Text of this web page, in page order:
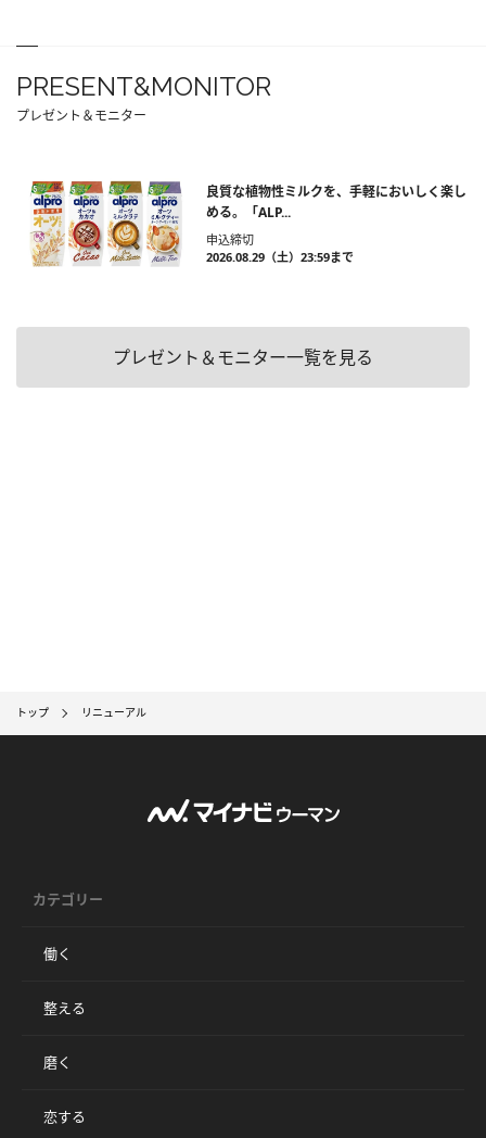
PRESENT&MONITOR
プレゼント＆モニター
良質な植物性ミルクを、手軽においしく楽し
める。「ALP...
申込締切
2026.08.29（土）23:59まで
プレゼント＆モニター一覧を見る
トップ リニューアル
カテゴリー
働く
整える
磨く
恋する